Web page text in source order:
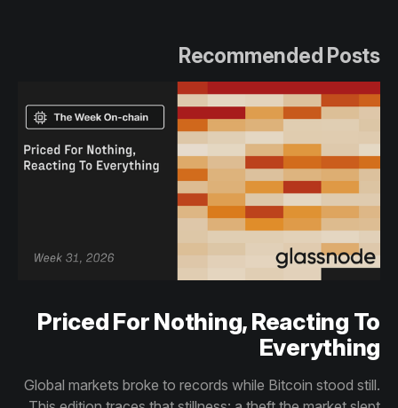
Recommended Posts
Priced For Nothing, Reacting To
Everything
Global markets broke to records while Bitcoin stood still.